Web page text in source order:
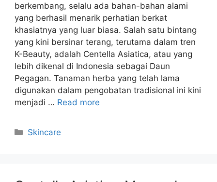
berkembang, selalu ada bahan-bahan alami
yang berhasil menarik perhatian berkat
khasiatnya yang luar biasa. Salah satu bintang
yang kini bersinar terang, terutama dalam tren
K-Beauty, adalah Centella Asiatica, atau yang
lebih dikenal di Indonesia sebagai Daun
Pegagan. Tanaman herba yang telah lama
digunakan dalam pengobatan tradisional ini kini
menjadi … Read more
Kategori
Skincare